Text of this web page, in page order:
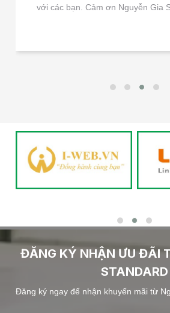
với các bạn. Cảm ơn Nguyễn Gia
ĐĂNG KÝ NHẬN ƯU ĐÃI
STANDARD
Đăng ký ngay để nhận khuyến mãi từ